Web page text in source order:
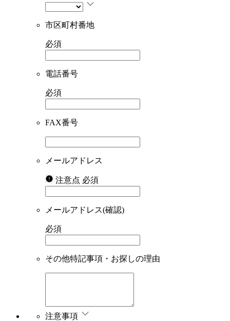
市区町村番地
必須
電話番号
必須
FAX番号
メールアドレス
注意点 必須
メールアドレス(確認)
必須
その他特記事項・お探しの理由
注意事項